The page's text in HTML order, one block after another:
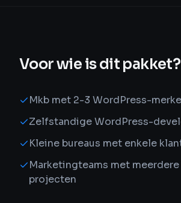
Voor wie is dit pakket?
Mkb met 2-3 WordPress-
Zelfstandige WordPress-
Kleine bureaus met enkele
Marketingteams met
projecten